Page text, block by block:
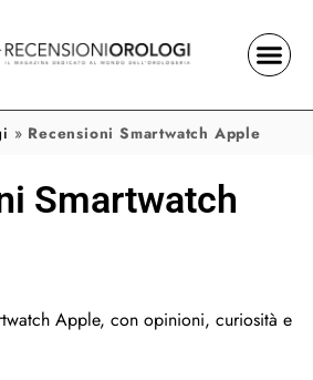
» Recensioni Smartwatch Apple
Smartwatch
Apple, con opinioni, curiosità e